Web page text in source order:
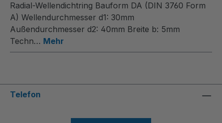
Radial-Wellendichtring Bauform DA (DIN 3760 Form
A) Wellendurchmesser d1: 30mm
Außendurchmesser d2: 40mm Breite b: 5mm
Techn… Mehr
Telefon